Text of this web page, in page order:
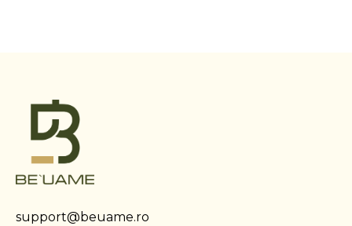
support@beuame.ro